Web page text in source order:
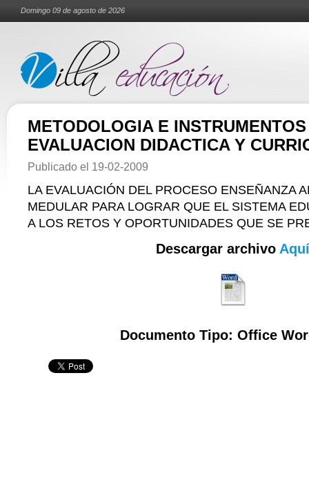
Domingo 09 de agosto de 2026
METODOLOGIA E
EVALUACION DIDACTICA Y
Publicado el 19-02-2009
LA EVALUACIÓN DEL PROCESO ENSEÑANZA
MEDULAR PARA LOGRAR QUE EL SISTEMA
A LOS RETOS Y OPORTUNIDADES QUE SE
Descargar archivo Aquí
Documento Tipo: Office